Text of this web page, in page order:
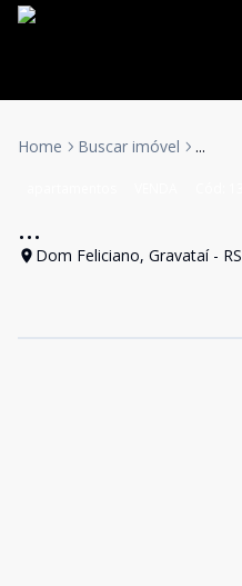
Home Buscar imóvel ...
...
Dom Feliciano, Gravataí - RS